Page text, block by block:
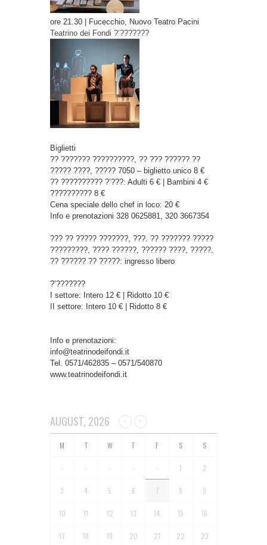
ore 21.30 | Fucecchio, Nuovo Teatro Pacini
Teatrino dei Fondi ?’???????
Biglietti
?? ??????? ??????????, ?? ??? ?????? ??
????? ????, ????? 7050 – biglietto unico 8 €
?? ?????????? ?’???: Adulti 6 € | Bambini 4 €
?????????? 8 €
Cena speciale dello chef in loco: 20 €
Info e prenotazioni 328 0625881, 320 3667354
??? ?? ????? ???????, ???. ?? ??????? ?????
?????????, ???? ??????, ?????? ????, ?????,
?? ?????? ?? ?????: ingresso libero
?’???????
I settore: Intero 12 € | Ridotto 10 €
II settore: Intero 10 € | Ridotto 8 €
Info e prenotazioni:
info@teatrinodeifondi.it
Tel. 0571/462835 – 0571/540870
www.teatrinodeifondi.it
AUGUST, 2026
- - - - - 1 2
3 4 5 6 7 8 9
10 11 12 13 14 15 16
17 18 19 20 21 22 23